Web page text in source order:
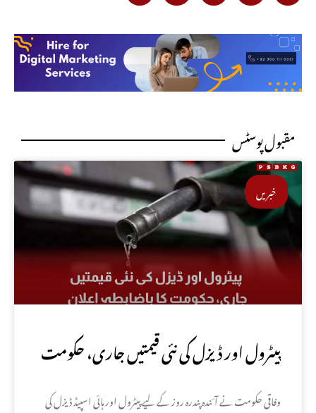
مقبول پوسٹس
خبریں
پیٹرول اور ڈیزل کی نئی قیمتیں جاری، حکومت
کا باضابطہ اعلان
وفاقی حکومت نے آئندہ پندرہ روز کے لیے پیٹرول اور ہائی اسپیڈ ڈیزل کی